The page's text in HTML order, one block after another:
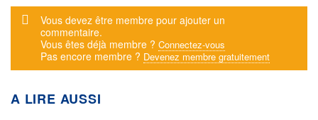
Message d'alerte
Vous devez être membre pour ajouter un
commentaire.
Vous êtes déjà membre ? Connectez-vous
Pas encore membre ? Devenez membre gratuitement
A LIRE AUSSI